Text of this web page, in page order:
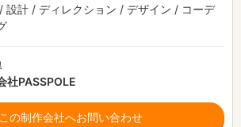
設計 / ディレクション / デザイン / コーデ
社PASSPOLE
この制作会社へお問い合わせ